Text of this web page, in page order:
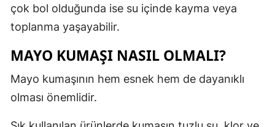
çok bol olduğunda ise su içinde kayma veya
toplanma yaşayabilir.
MAYO KUMAŞI NASIL OLMALI?
Mayo kumaşının hem esnek hem de dayanıklı
olması önemlidir.